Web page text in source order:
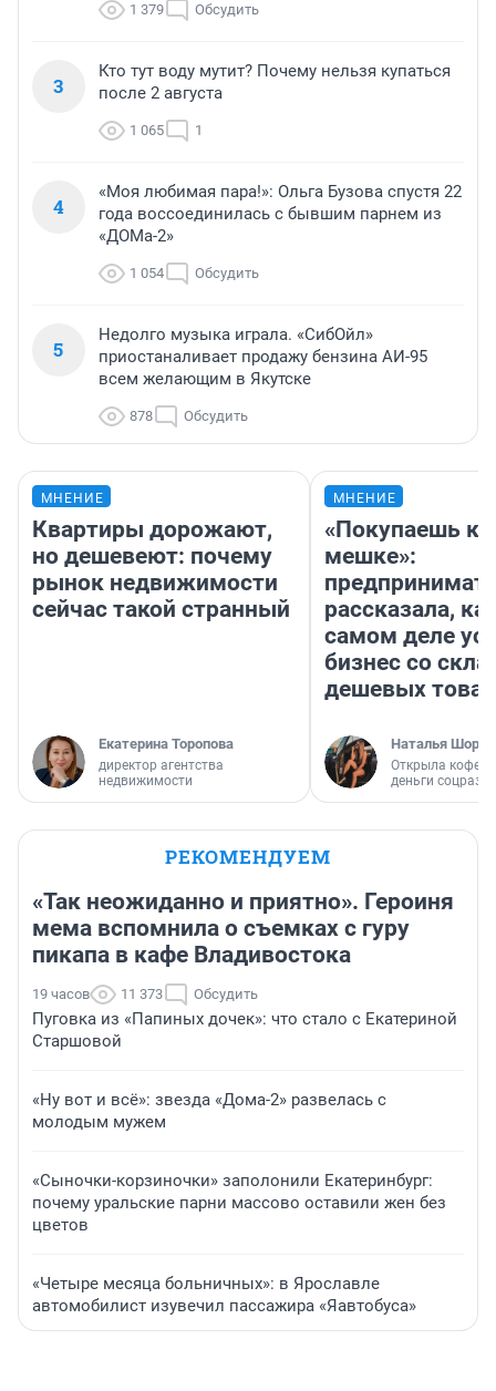
1 379 Обсудить
3
Кто тут воду мутит? Почему нельзя купаться
после 2 августа
1 065 1
4
«Моя любимая пара!»: Ольга Бузова спустя 22
года воссоединилась с бывшим парнем из
«ДОМа-2»
1 054 Обсудить
5
Недолго музыка играла. «СибОйл»
приостаналивает продажу бензина АИ-95
всем желающим в Якутске
878 Обсудить
МНЕНИЕ
Квартиры дорожают,
но дешевеют: почему
рынок недвижимости
сейчас такой странный
Екатерина Торопова
директор агентства
недвижимости
МНЕНИЕ
«Покупаешь
мешке»:
рассказала,
самом деле
бизнес со
дешевых
Наталья
Открыла
деньги
РЕКОМЕНДУЕМ
«Так неожиданно и приятно». Героиня
мема вспомнила о съемках с гуру
пикапа в кафе Владивостока
19 часов 11 373 Обсудить
Пуговка из «Папиных дочек»: что стало с Екатериной
Старшовой
«Ну вот и всё»: звезда «Дома-2» развелась с
молодым мужем
«Сыночки-корзиночки» заполонили Екатеринбург:
почему уральские парни массово оставили жен без
цветов
«Четыре месяца больничных»: в Ярославле
автомобилист изувечил пассажира «Яавтобуса»